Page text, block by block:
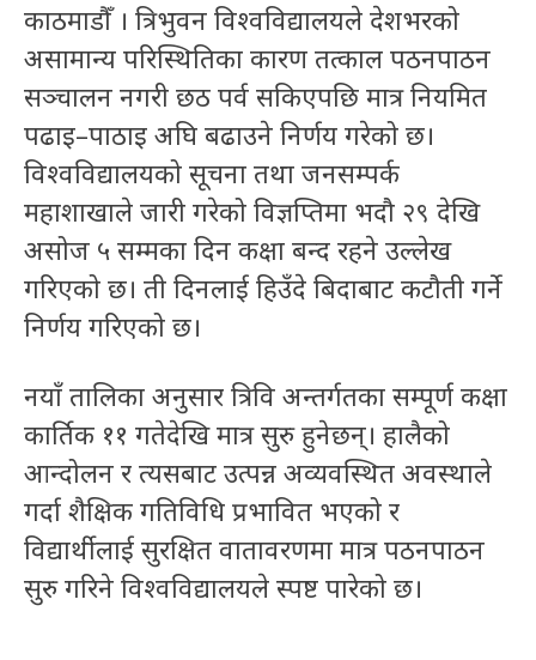
काठमाडौँ । त्रिभुवन विश्वविद्यालयले देशभरको
असामान्य परिस्थितिका कारण तत्काल पठनपाठन
सञ्चालन नगरी छठ पर्व सकिएपछि मात्र नियमित
पढाइ–पाठाइ अघि बढाउने निर्णय गरेको छ।
विश्वविद्यालयको सूचना तथा जनसम्पर्क
महाशाखाले जारी गरेको विज्ञप्तिमा भदौ २९ देखि
असोज ५ सम्मका दिन कक्षा बन्द रहने उल्लेख
गरिएको छ। ती दिनलाई हिउँदे बिदाबाट कटौती गर्ने
निर्णय गरिएको छ।
नयाँ तालिका अनुसार त्रिवि अन्तर्गतका सम्पूर्ण कक्षा
कार्तिक ११ गतेदेखि मात्र सुरु हुनेछन्। हालैको
आन्दोलन र त्यसबाट उत्पन्न अव्यवस्थित अवस्थाले
गर्दा शैक्षिक गतिविधि प्रभावित भएको र
विद्यार्थीलाई सुरक्षित वातावरणमा मात्र पठनपाठन
सुरु गरिने विश्वविद्यालयले स्पष्ट पारेको छ।